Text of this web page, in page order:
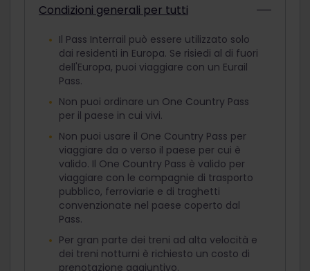
Condizioni generali per tutti
Il Pass Interrail può essere utilizzato solo
dai residenti in Europa. Se risiedi al di fuori
dell'Europa, puoi viaggiare con un Eurail
Pass.
Non puoi ordinare un One Country Pass
per il paese in cui vivi.
Non puoi usare il One Country Pass per
viaggiare da o verso il paese per cui è
valido. Il One Country Pass è valido per
viaggiare con le compagnie di trasporto
pubblico, ferroviarie e di traghetti
convenzionate nel paese coperto dal
Pass.
Per gran parte dei treni ad alta velocità e
dei treni notturni è richiesto un costo di
prenotazione aggiuntivo.